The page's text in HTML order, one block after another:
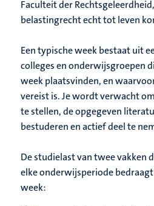
Faculteit der
belastingrecht echt tot leven
Een typische week bestaat uit
colleges en onderwijsgroepen
week plaatsvinden, en
vereist is. Je wordt verwacht
te stellen, de opgegeven
bestuderen en actief deel te
De studielast van twee vakken
elke onderwijsperiode
week: